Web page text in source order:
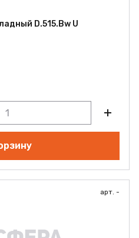
D.515.Bw U
арт. -